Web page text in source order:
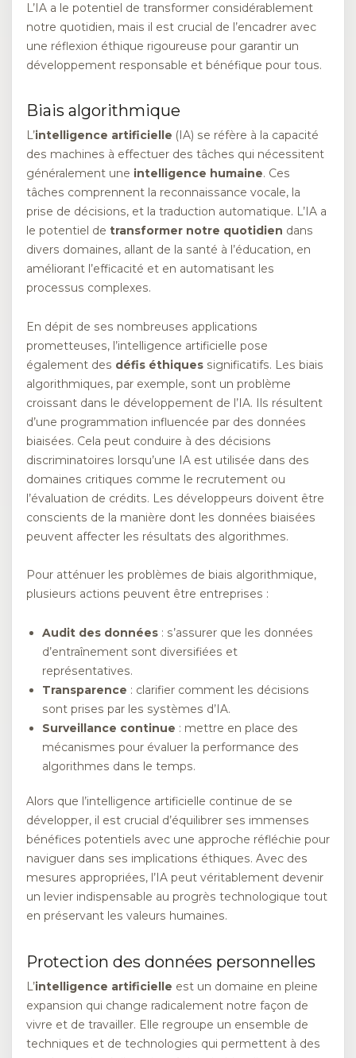
L’IA a le potentiel de transformer considérablement
notre quotidien, mais il est crucial de l’encadrer avec
une réflexion éthique rigoureuse pour garantir un
développement responsable et bénéfique pour tous.
Biais algorithmique
L’intelligence artificielle (IA) se réfère à la capacité
des machines à effectuer des tâches qui nécessitent
généralement une intelligence humaine. Ces
tâches comprennent la reconnaissance vocale, la
prise de décisions, et la traduction automatique. L’IA a
le potentiel de transformer notre quotidien dans
divers domaines, allant de la santé à l’éducation, en
améliorant l’efficacité et en automatisant les
processus complexes.
En dépit de ses nombreuses applications
prometteuses, l’intelligence artificielle pose
également des défis éthiques significatifs. Les biais
algorithmiques, par exemple, sont un problème
croissant dans le développement de l’IA. Ils résultent
d’une programmation influencée par des données
biaisées. Cela peut conduire à des décisions
discriminatoires lorsqu’une IA est utilisée dans des
domaines critiques comme le recrutement ou
l’évaluation de crédits. Les développeurs doivent être
conscients de la manière dont les données biaisées
peuvent affecter les résultats des algorithmes.
Pour atténuer les problèmes de biais algorithmique,
plusieurs actions peuvent être entreprises :
Audit des données : s’assurer que les données
d’entraînement sont diversifiées et
représentatives.
Transparence : clarifier comment les décisions
sont prises par les systèmes d’IA.
Surveillance continue : mettre en place des
mécanismes pour évaluer la performance des
algorithmes dans le temps.
Alors que l’intelligence artificielle continue de se
développer, il est crucial d’équilibrer ses immenses
bénéfices potentiels avec une approche réfléchie pour
naviguer dans ses implications éthiques. Avec des
mesures appropriées, l’IA peut véritablement devenir
un levier indispensable au progrès technologique tout
en préservant les valeurs humaines.
Protection des données personnelles
L’intelligence artificielle est un domaine en pleine
expansion qui change radicalement notre façon de
vivre et de travailler. Elle regroupe un ensemble de
techniques et de technologies qui permettent à des